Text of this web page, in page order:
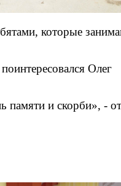
которые
Олег
памяти и скорби», -